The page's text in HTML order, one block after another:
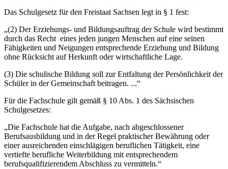
Das Schulgesetz für den Freistaat Sachsen legt in § 1 fest:
„(2) Der Erziehungs- und Bildungsauftrag der Schule wird bestimmt
durch das Recht eines jeden jungen Menschen auf eine seinen
Fähigkeiten und Neigungen entsprechende Erziehung und Bildung
ohne Rücksicht auf Herkunft oder wirtschaftliche Lage.
(3) Die schulische Bildung soll zur Entfaltung der Persönlichkeit der
Schüler in der Gemeinschaft beitragen. ...“
Für die Fachschule gilt gemäß § 10 Abs. 1 des Sächsischen
Schulgesetzes:
„Die Fachschule hat die Aufgabe, nach abgeschlossener
Berufsausbildung und in der Regel praktischer Bewährung oder
einer ausreichenden einschlägigen beruflichen Tätigkeit, eine
vertiefte berufliche Weiterbildung mit entsprechendem
berufsqualifizierendem Abschluss zu vermitteln.“